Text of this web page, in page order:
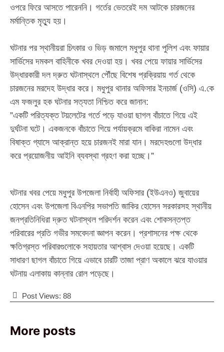
ওপরে ফিরে আসতে পারেননি। গর্তের ভেতরেই দম আটকে চারজনের
মর্মান্তিক মৃত্যু হয়।
​ঘটনার পর স্থানীয়রা চিৎকার ও ভিড় জমালে মধুপুর থানা পুলিশ এবং ফায়ার
সার্ভিসের দমকল বাহিনীকে খবর দেওয়া হয়। খবর পেয়ে ফায়ার সার্ভিসের
উদ্ধারকারী দল দ্রুত ঘটনাস্থলে পৌঁছে বিশেষ প্রক্রিয়ায় গর্ত থেকে
চারজনের মরদেহ উদ্ধার করে। মধুপুর থানার অফিসার ইনচার্জ (ওসি) এ.কে
এম ফজলুর হক ঘটনার সত্যতা নিশ্চিত করে জানান:
​”একটি পরিত্যক্ত টয়লেটের গর্তে পড়ে যাওয়া ছাগল বাঁচাতে গিয়ে এই
দুর্ঘটনা ঘটে। একজনকে বাঁচাতে গিয়ে পর্যায়ক্রমে বাকিরা নামেন এবং
বিষাক্ত গ্যাসে আক্রান্ত হয়ে চারজনই মারা যান। মরদেহগুলো উদ্ধার
করে প্রয়োজনীয় আইনি ব্যবস্থা গ্রহণ করা হচ্ছে।”
​ঘটনার খবর পেয়ে মধুপুর উপজেলা নির্বাহী অফিসার (ইউএনও) জুবায়ের
হোসেন এবং উপজেলা বিএনপির সভাপতি জাকির হোসেন সরকারসহ স্থানীয়
জনপ্রতিনিধিরা দ্রুত ঘটনাস্থল পরিদর্শন করেন এবং শোকসন্তপ্ত
পরিবারের প্রতি গভীর সমবেদনা জ্ঞাপন করেন। প্রশাসনের পক্ষ থেকে
ক্ষতিগ্রস্ত পরিবারগুলোকে সহায়তার আশ্বাস দেওয়া হয়েছে। একটি
সাধারণ ছাগল বাঁচাতে গিয়ে এভাবে চারটি তাজা প্রাণ অকালে ঝরে যাওয়ার
ঘটনায় এলাকায় কান্নার রোল পড়েছে।
Post Views: 88
More posts